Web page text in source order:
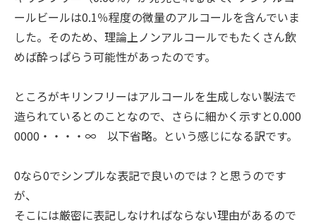
ールビールは0.1％程度の微量のアルコールを含んでいま
した。そのため、理論上ノンアルコールでもたくさん飲
めば酔っぱらう可能性があったのです。
ところがキリンフリーはアルコールを生成しない製法で
造られているとのことなので、さらに細かく示すと0.000
0000・・・・∞ 以下省略。という感じになる訳です。
0なら0でシンプルな表記で良いのでは？と思うのです
が、
そこには厳密に表記しなければならない理由があるので